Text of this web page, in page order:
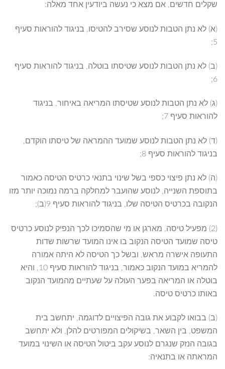
שקלים חדשים, אם מצא כי נעשה ביודעין אחד מאלה:
(א) לא נתן הטבות לנוסע שסירב להטיסו, בניגוד להוראות סעיף
5;
(ב) לא נתן הטבות לנוסע שטיסתו בוטלה, בניגוד להוראות סעיף
6;
(ג) לא נתן הטבות לנוסע שטיסתו המריאה באיחור, בניגוד
להוראות סעיף 7;
(ד) לא נתן הטבות לנוסע שמועד ההמראה של טיסתו הוקדם,
בניגוד להוראות סעיף 8;
(ה) לא נתן פיצוי כספי בשל שינוי בתנאי כרטיס הטיסה כאמור
בתוספת השנייה, לנוסע שהועבר למחלקה ברמה נמוכה יותר מזו
הנקובה בכרטיס הטיסה שלו, בניגוד להוראות סעיף 9(ב);
(2) מפעיל טיסה, מארגן או מי שהסמיכו לכך הנפיק לנוסע כרטיס
טיסה שמועד הטיסה הנקוב בו אינו המועד שרשות שדות
התעופה אישרה מראש, ובשל כך הטיסה לא היתה אמורה
להמריא במועד הנקוב כאמור, בניגוד להוראות סעיף 10, והיא
בוטלה או המריאה בפער העולה על שעתיים מהמועד הנקוב
באותו כרטיס טיסה.
(ב) בבואו לקבוע את גובה הפיצויים לדוגמה, יתחשב בית
המשפט, בין השאר, בשיקולים המפורטים להלן, ולא יתחשב
בגובה הנזק שנגרם לנוסע עקב ביטול הטיסה או השינוי במועד
המראתה או בתנאיה: